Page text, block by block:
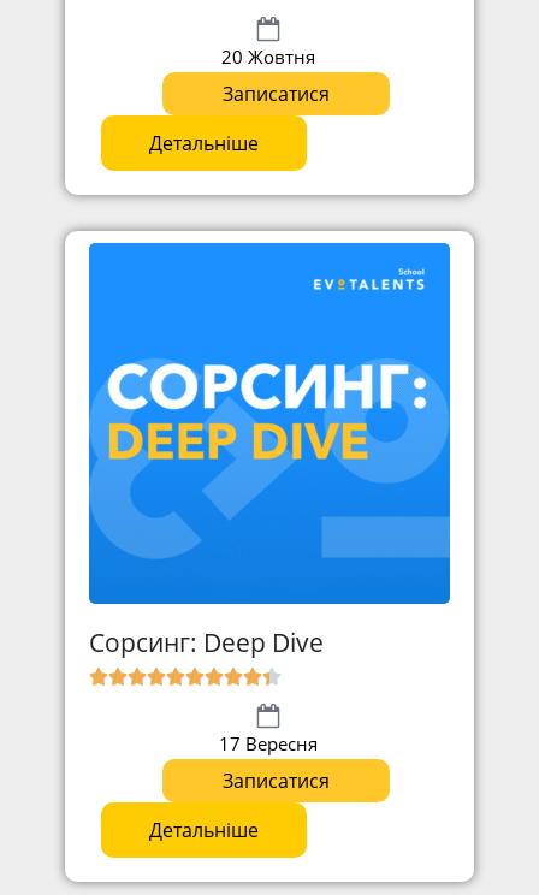
20 Жовтня
Записатися
Детальніше
Сорсинг: Deep Dive
17 Вересня
Записатися
Детальніше